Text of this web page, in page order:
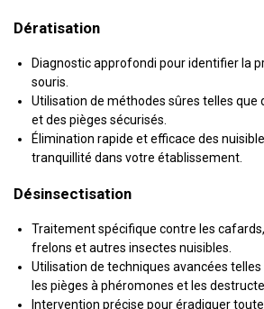
Dératisation
Diagnostic approfondi pour identifier la
souris.
Utilisation de méthodes sûres telles que
et des pièges sécurisés.
Élimination rapide et efficace des
tranquillité dans votre établissement.
Désinsectisation
Traitement spécifique contre les
frelons et autres insectes nuisibles.
Utilisation de techniques avancées
les pièges à phéromones et les
Intervention précise pour éradiquer